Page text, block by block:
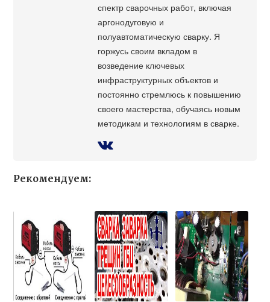
спектр сварочных работ, включая
аргонодуговую и
полуавтоматическую сварку. Я
горжусь своим вкладом в
возведение ключевых
инфраструктурных объектов и
постоянно стремлюсь к повышению
своего мастерства, обучаясь новым
методикам и технологиям в сварке.
Рекомендуем: